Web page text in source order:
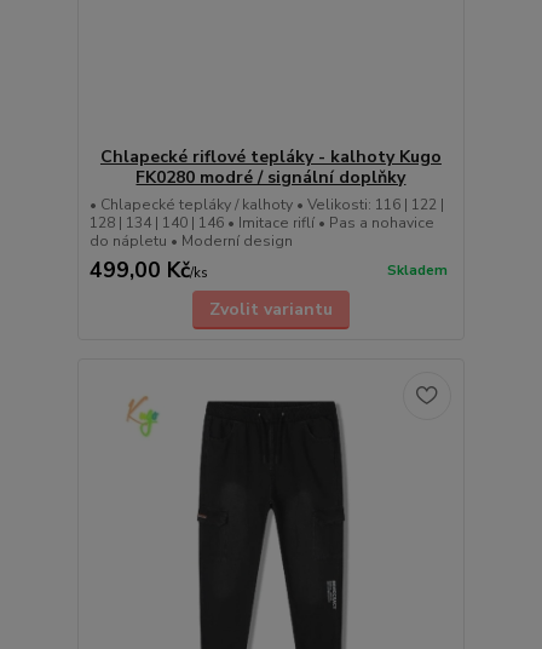
Chlapecké riflové tepláky - kalhoty Kugo
FK0280 modré / signální doplňky
• Chlapecké tepláky / kalhoty • Velikosti: 116 | 122 |
128 | 134 | 140 | 146 • Imitace riflí • Pas a nohavice
do nápletu • Moderní design
499,00 Kč/ks Skladem
Zvolit variantu